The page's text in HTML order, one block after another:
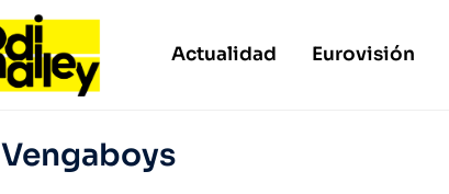
Actualidad Eurovisión
Vengaboys